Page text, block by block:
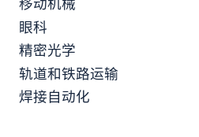
移动机械
眼科
精密光学
轨道和铁路运输
焊接自动化